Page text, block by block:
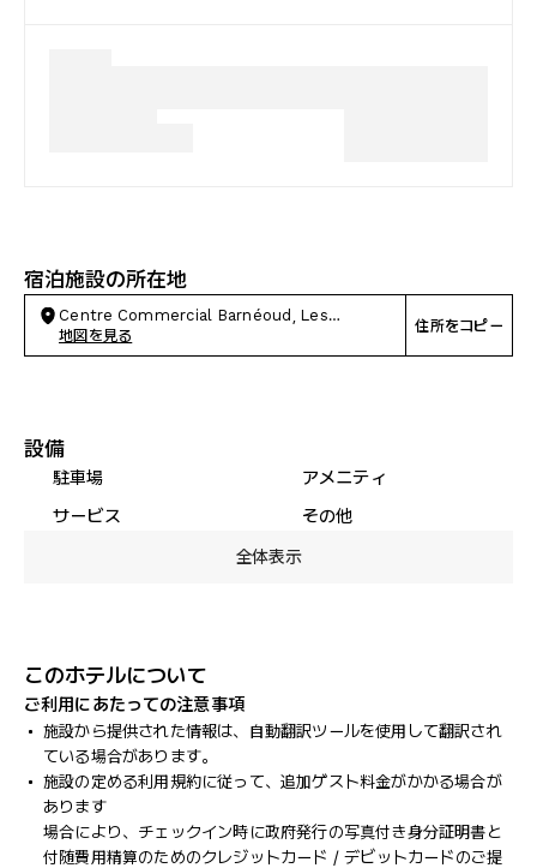
宿泊施設の所在地
Centre Commercial Barnéoud, Les
Pennes-Mirabeau
地図を見る
住所をコピー
設備
駐車場
アメニティ
サービス
その他
全体表示
このホテルについて
ご利用にあたっての注意事項
施設から提供された情報は、自動翻訳ツールを使用して翻訳され
ている場合があります。
施設の定める利用規約に従って、追加ゲスト料金がかかる場合が
あります
場合により、チェックイン時に政府発行の写真付き身分証明書と
付随費用精算のためのクレジットカード / デビットカードのご提